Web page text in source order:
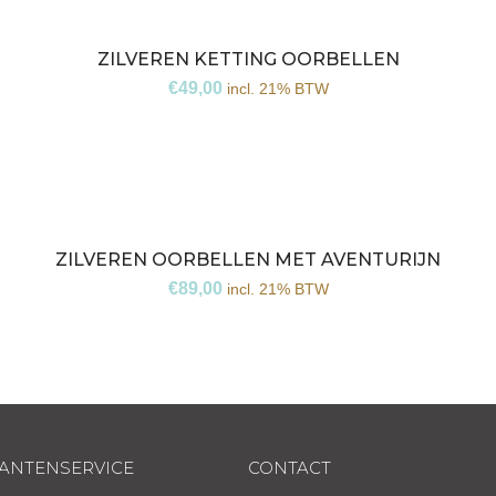
ZILVEREN KETTING OORBELLEN
€49,00 incl. 21% BTW
ZILVEREN OORBELLEN MET AVENTURIJN
€89,00 incl. 21% BTW
CONTACT